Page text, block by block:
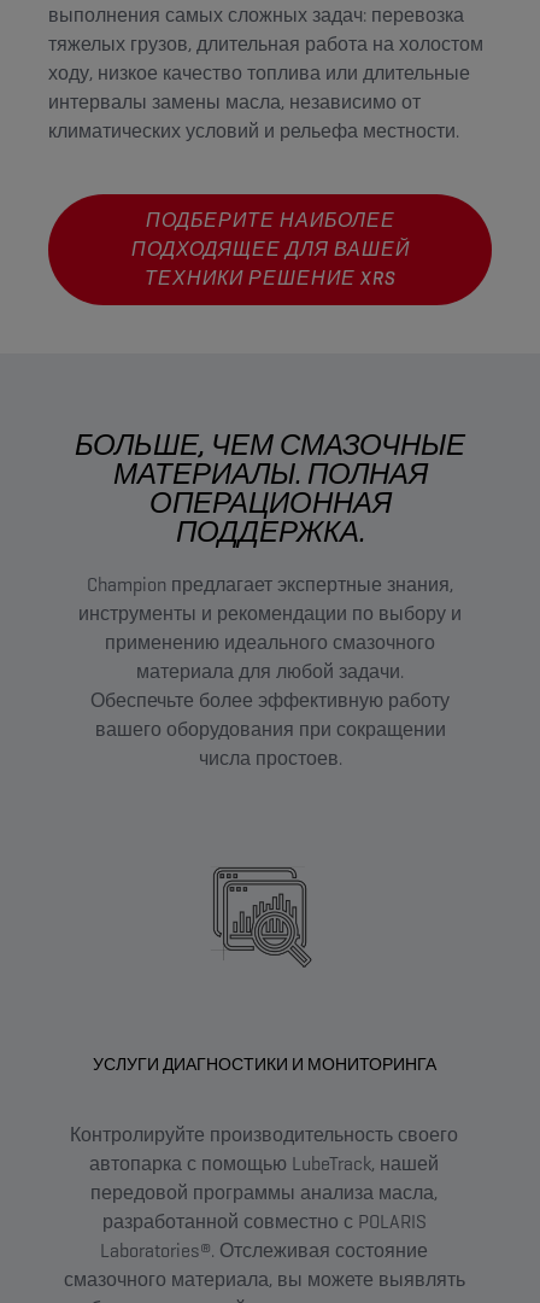
выполнения самых сложных задач: перевозка
тяжелых грузов, длительная работа на холостом
ходу, низкое качество топлива или длительные
интервалы замены масла, независимо от
климатических условий и рельефа местности.
ПОДБЕРИТЕ НАИБОЛЕЕ
ПОДХОДЯЩЕЕ ДЛЯ ВАШЕЙ
ТЕХНИКИ РЕШЕНИЕ XRS
БОЛЬШЕ, ЧЕМ СМАЗОЧНЫЕ
МАТЕРИАЛЫ. ПОЛНАЯ
ОПЕРАЦИОННАЯ
ПОДДЕРЖКА.
Champion предлагает экспертные знания,
инструменты и рекомендации по выбору и
применению идеального смазочного
материала для любой задачи.
Обеспечьте более эффективную работу
вашего оборудования при сокращении
числа простоев.
УСЛУГИ ДИАГНОСТИКИ И МОНИТОРИНГА
Контролируйте производительность своего
автопарка с помощью LubeTrack, нашей
передовой программы анализа масла,
разработанной совместно с POLARIS
Laboratories®. Отслеживая состояние
смазочного материала, вы можете выявлять